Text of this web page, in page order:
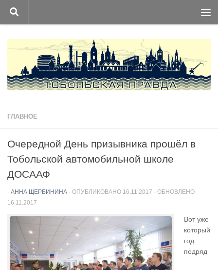
Перейти к содержимому
ГЛАВНОЕ
Очередной День призывника прошёл в
Тобольской автомобильной школе
ДОСААФ
- АННА ЩЕРБИНИНА · ОПУБЛИКОВАНО 16.11.2017 · ОБНОВЛЕНО
16.11.2017
Вот уже
который
год
подряд